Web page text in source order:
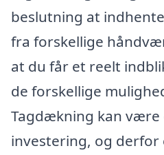
beslutning at
fra forskellige
at du får et reelt
de forskellige
Tagdækning kan være
investering, og